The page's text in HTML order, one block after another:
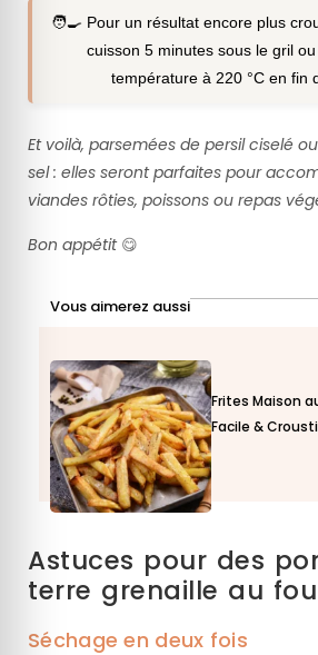
🧑‍🍳 Pour un résultat encore plus
cuisson 5 minutes sous le gril
température à 220 °C en fin
Et voilà, parsemées de persil ciselé
sel : elles seront parfaites pour
viandes rôties, poissons ou repas
Bon appétit😋
Vous aimerez aussi
Frites Maison
Facile &
Astuces pour des
terre grenaille au
Séchage en deux fois